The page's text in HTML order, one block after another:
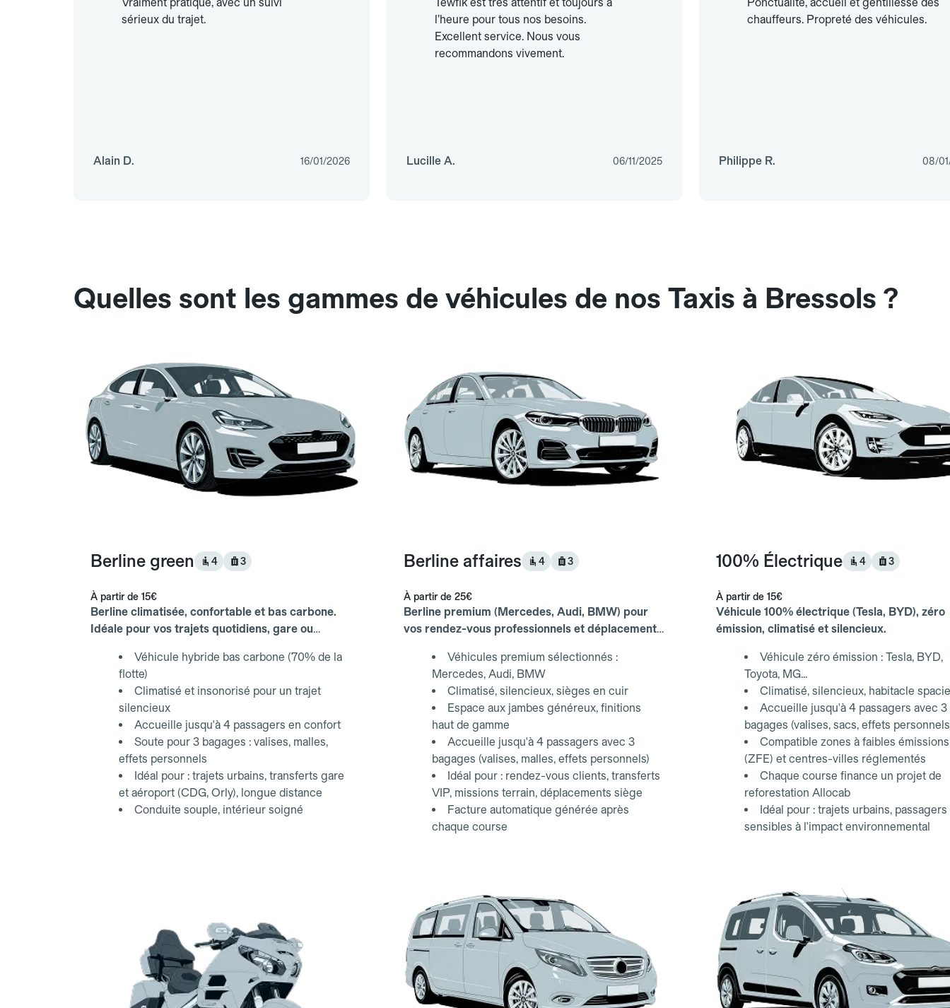
Vraiment pratique, avec un suivi
sérieux du trajet.
Alain D. 16/01/2026
Tewfik est très attentif et toujours à
l’heure pour tous nos besoins.
Excellent service. Nous vous
recommandons vivement.
Lucille A. 06/11/2025
Ponctualité, accueil et gentillesse des
chauffeurs. Propreté des véhicules.
Philippe R. 08/
Quelles sont les gammes de véhicules de nos Taxis à Bressols ?
Berline green 4 3
À partir de 15€
Berline climatisée, confortable et bas carbone.
Idéale pour vos trajets quotidiens, gare ou
Véhicule hybride bas carbone (70% de la
flotte)
Climatisé et insonorisé pour un trajet
silencieux
Accueille jusqu'à 4 passagers en confort
Soute pour 3 bagages : valises, malles,
effets personnels
Idéal pour : trajets urbains, transferts gare
et aéroport (CDG, Orly), longue distance
Conduite souple, intérieur soigné
Berline affaires 4 3
À partir de 25€
Berline premium (Mercedes, Audi, BMW) pour
vos rendez-vous professionnels et déplacements
Véhicules premium sélectionnés :
Mercedes, Audi, BMW
Climatisé, silencieux, sièges en cuir
Espace aux jambes généreux, finitions
haut de gamme
Accueille jusqu'à 4 passagers avec 3
bagages (valises, malles, effets personnels)
Idéal pour : rendez-vous clients, transferts
VIP, missions terrain, déplacements siège
Facture automatique générée après
chaque course
100% Électrique 4 3
À partir de 15€
Véhicule 100% électrique (Tesla, BYD), zéro
émission, climatisé et silencieux.
Véhicule zéro émission : Tesla, BYD,
Toyota, MG...
Climatisé, silencieux, habitacle
Accueille jusqu'à 4 passagers avec 3
bagages (valises, sacs, effets
Compatible zones à faibles émissions
(ZFE) et centres-villes réglementés
Chaque course finance un projet de
reforestation Allocab
Idéal pour : trajets urbains, passagers
sensibles à l'impact environnemental